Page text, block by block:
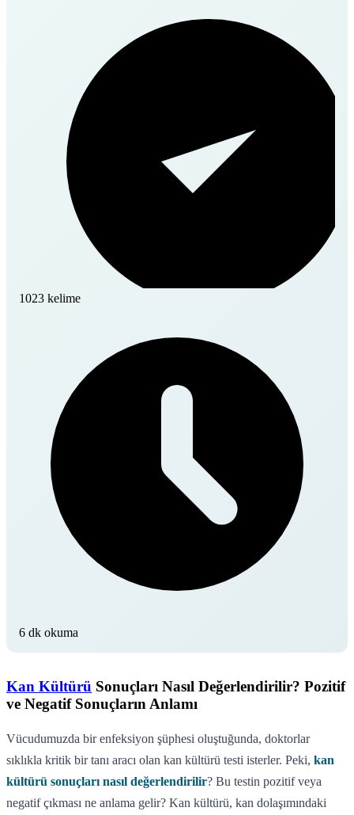
1023 kelime
6 dk okuma
Kan Kültürü Sonuçları Nasıl Değerlendirilir? Pozitif
ve Negatif Sonuçların Anlamı
Vücudumuzda bir enfeksiyon şüphesi oluştuğunda, doktorlar
sıklıkla kritik bir tanı aracı olan kan kültürü testi isterler. Peki, kan
kültürü sonuçları nasıl değerlendirilir? Bu testin pozitif veya
negatif çıkması ne anlama gelir? Kan kültürü, kan dolaşımındaki